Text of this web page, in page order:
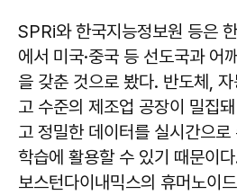
SPRi와 한국지능정보원 등은
에서 미국·중국 등 선도국과 어
을 갖춘 것으로 봤다. 반도체,
고 수준의 제조업 공장이 밀집
고 정밀한 데이터를 실시간으
학습에 활용할 수 있기 때문이
보스턴다이내믹스의 휴머노이